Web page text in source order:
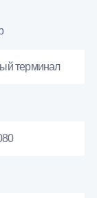
терминал